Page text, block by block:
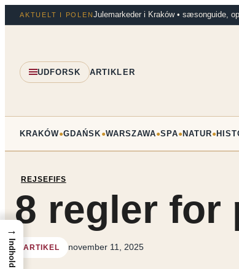
Spring
til
AKTUELT I POLENJulemarkeder i Kraków • sæsonguide,
UDFORSK ARTIKLER
KRAKÓW●GDAŃSK ●WARSZAWA●SPA●NATUR●
REJSEFIFS
8 regler for
ARTIKEL november 11, 2025
→
Indhold